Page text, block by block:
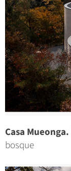
Casa Mueonga.
bosque